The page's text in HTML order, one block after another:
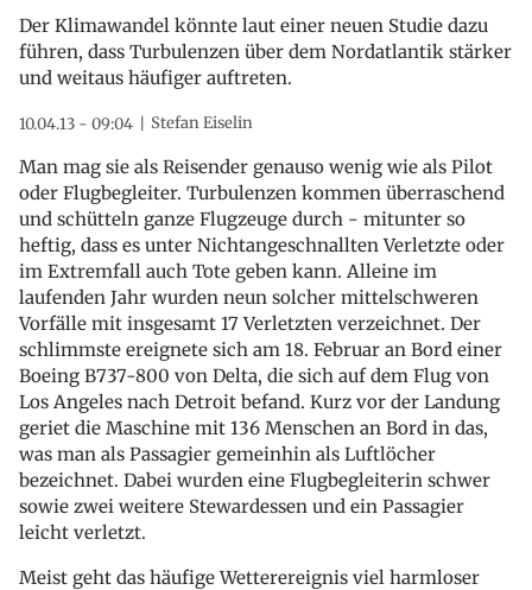
Der Klimawandel könnte laut einer neuen Studie dazu
führen, dass Turbulenzen über dem Nordatlantik stärker
und weitaus häufiger auftreten.
10.04.13 - 09:04 Stefan Eiselin
Man mag sie als Reisender genauso wenig wie als Pilot
oder Flugbegleiter. Turbulenzen kommen überraschend
und schütteln ganze Flugzeuge durch - mitunter so
heftig, dass es unter Nichtangeschnallten Verletzte oder
im Extremfall auch Tote geben kann. Alleine im
laufenden Jahr wurden neun solcher mittelschweren
Vorfälle mit insgesamt 17 Verletzten verzeichnet. Der
schlimmste ereignete sich am 18. Februar an Bord einer
Boeing B737-800 von Delta, die sich auf dem Flug von
Los Angeles nach Detroit befand. Kurz vor der Landung
geriet die Maschine mit 136 Menschen an Bord in das,
was man als Passagier gemeinhin als Luftlöcher
bezeichnet. Dabei wurden eine Flugbegleiterin schwer
sowie zwei weitere Stewardessen und ein Passagier
leicht verletzt.
Meist geht das häufige Wetterereignis viel harmloser